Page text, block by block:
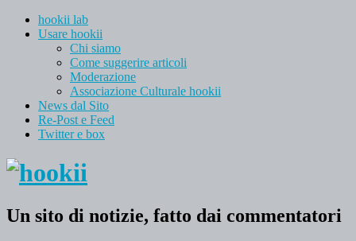
hookii lab
Usare hookii
Chi siamo
Come suggerire articoli
Moderazione
Associazione Culturale hookii
News dal Sito
Re-Post e Feed
Twitter e box
Un sito di notizie, fatto dai commentatori